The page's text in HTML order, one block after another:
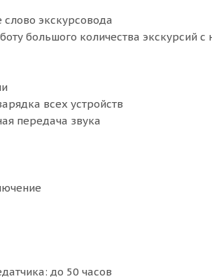
экскурсовода
большого количества экскурсий
всех устройств
передача звука
до 50 часов